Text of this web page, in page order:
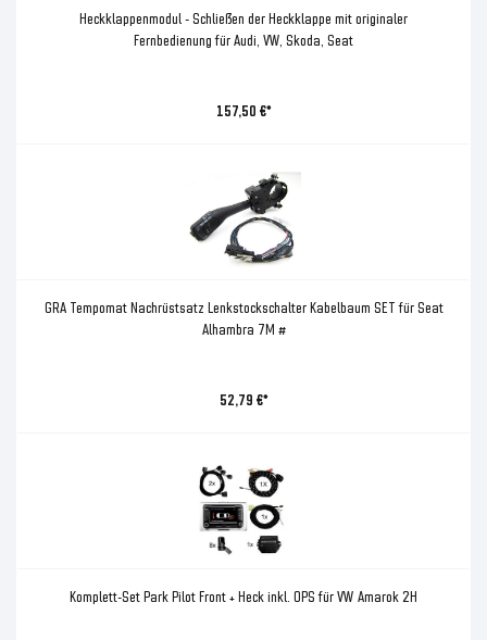
Heckklappenmodul - Schließen der Heckklappe mit originaler
Fernbedienung für Audi, VW, Skoda, Seat
157,50 €*
GRA Tempomat Nachrüstsatz Lenkstockschalter Kabelbaum SET für Seat
Alhambra 7M #
52,79 €*
Komplett-Set Park Pilot Front + Heck inkl. OPS für VW Amarok 2H